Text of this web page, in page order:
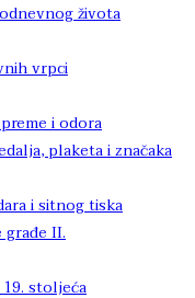
života
vrpci
i odora
plaketa i značaka
i sitnog tiska
II.
stoljeća